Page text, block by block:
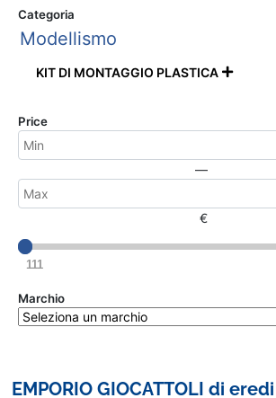
Categoria
Modellismo
KIT DI MONTAGGIO PLASTICA 
Price
—
€
111
Marchio
EMPORIO GIOCATTOLI di